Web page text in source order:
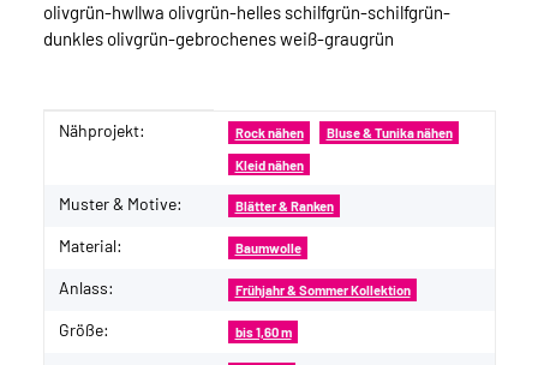
olivgrün-hwllwa olivgrün-helles schilfgrün-schilfgrün-
dunkles olivgrün-gebrochenes weiß-graugrün
Produkteigenschaft
Wert
Nähprojekt: Rock nähen Bluse & Tunika nähen
Kleid nähen
Muster & Motive: Blätter & Ranken
Material: Baumwolle
Anlass: Frühjahr & Sommer Kollektion
Größe: bis 1,60 m